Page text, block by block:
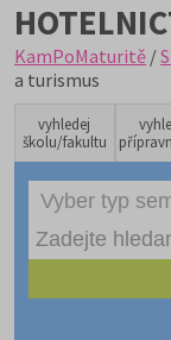
KamPoMaturitě /
a turismus
vyhledej
školu/fakultu